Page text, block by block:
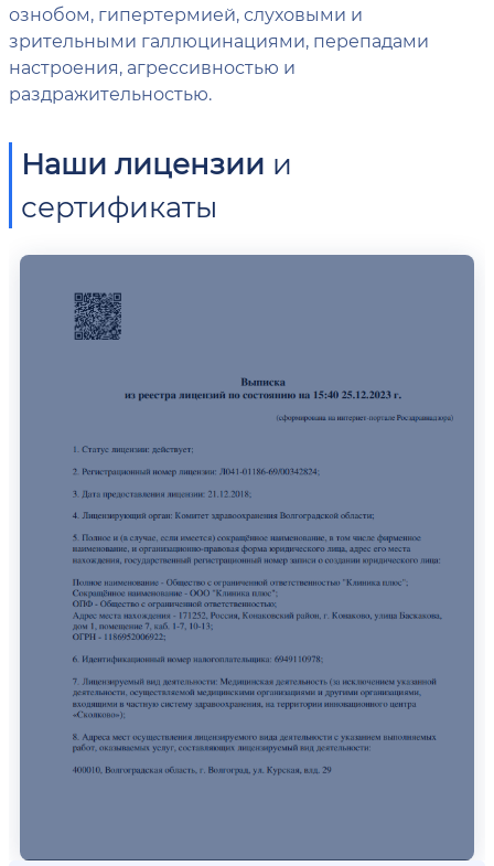
ознобом, гипертермией, слуховыми и
зрительными галлюцинациями, перепадами
настроения, агрессивностью и
раздражительностью.
Наши лицензии и
сертификаты